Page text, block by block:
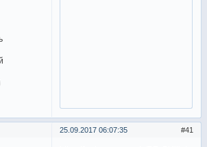
41
25.09.2017 06:07:35